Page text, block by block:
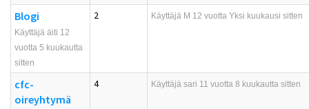
Blogi
Käyttäjä äiti 12
vuotta 5 kuukautta
sitten
2 Käyttäjä M 12 vuotta Yksi kuukausi sitten
cfc-
oireyhtymä
4 Käyttäjä sari 11 vuotta 8 kuukautta sitten